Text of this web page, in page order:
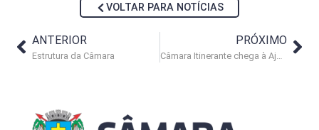
VOLTAR PARA NOTÍCIAS
ANTERIOR
Estrutura da Câmara
PRÓXIMO